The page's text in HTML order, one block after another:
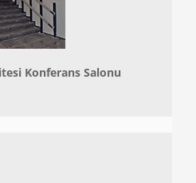
Konferans Salonu